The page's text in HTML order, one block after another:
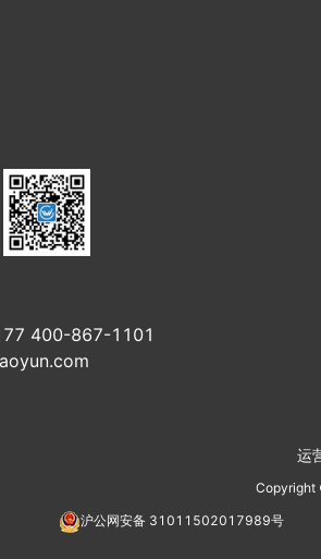
400-867-1101
运
沪公网安备 31011502017989号